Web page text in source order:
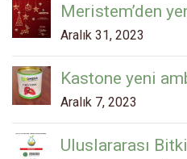
Meristem’den
Aralık 31, 2023
Kastone yeni
Aralık 7, 2023
Uluslararası